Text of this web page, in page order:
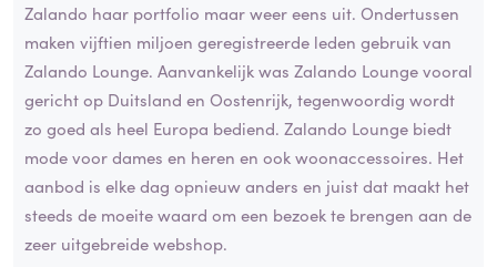
Zalando haar portfolio maar weer eens uit. Ondertussen
maken vijftien miljoen geregistreerde leden gebruik van
Zalando Lounge. Aanvankelijk was Zalando Lounge vooral
gericht op Duitsland en Oostenrijk, tegenwoordig wordt
zo goed als heel Europa bediend. Zalando Lounge biedt
mode voor dames en heren en ook woonaccessoires. Het
aanbod is elke dag opnieuw anders en juist dat maakt het
steeds de moeite waard om een bezoek te brengen aan de
zeer uitgebreide webshop.